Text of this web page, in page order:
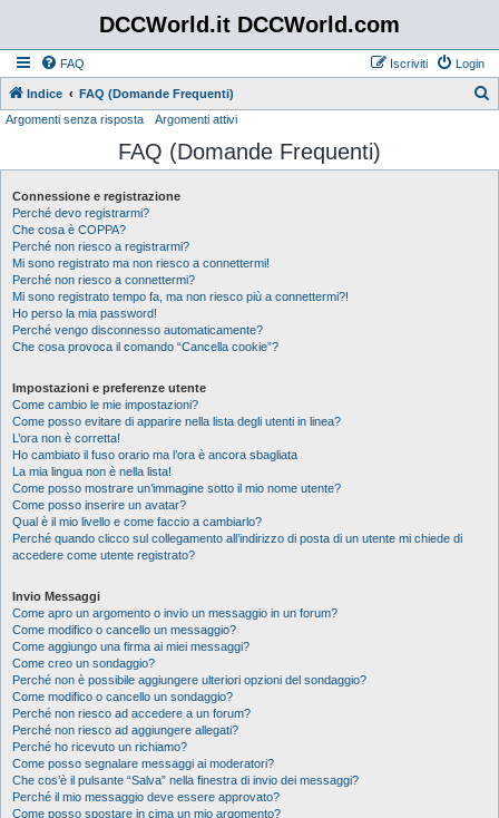
DCCWorld.it DCCWorld.com
FAQ Login
Iscriviti
Indice FAQ (Domande Frequenti)
c
Argomenti senza risposta Argomenti attivi
FAQ (Domande Frequenti)
Connessione e registrazione
Perché devo registrarmi?
Che cosa è COPPA?
Perché non riesco a registrarmi?
Mi sono registrato ma non riesco a connettermi!
Perché non riesco a connettermi?
Mi sono registrato tempo fa, ma non riesco più a connettermi?!
Ho perso la mia password!
Perché vengo disconnesso automaticamente?
Che cosa provoca il comando “Cancella cookie”?
Impostazioni e preferenze utente
Come cambio le mie impostazioni?
Come posso evitare di apparire nella lista degli utenti in linea?
L’ora non è corretta!
Ho cambiato il fuso orario ma l’ora è ancora sbagliata
La mia lingua non è nella lista!
Come posso mostrare un’immagine sotto il mio nome utente?
Come posso inserire un avatar?
Qual è il mio livello e come faccio a cambiarlo?
Perché quando clicco sul collegamento all’indirizzo di posta di un utente mi chiede di
accedere come utente registrato?
Invio Messaggi
Come apro un argomento o invio un messaggio in un forum?
Come modifico o cancello un messaggio?
Come aggiungo una firma ai miei messaggi?
Come creo un sondaggio?
Perché non è possibile aggiungere ulteriori opzioni del sondaggio?
Come modifico o cancello un sondaggio?
Perché non riesco ad accedere a un forum?
Perché non riesco ad aggiungere allegati?
Perché ho ricevuto un richiamo?
Come posso segnalare messaggi ai moderatori?
Che cos’è il pulsante “Salva” nella finestra di invio dei messaggi?
Perché il mio messaggio deve essere approvato?
Come posso spostare in cima un mio argomento?